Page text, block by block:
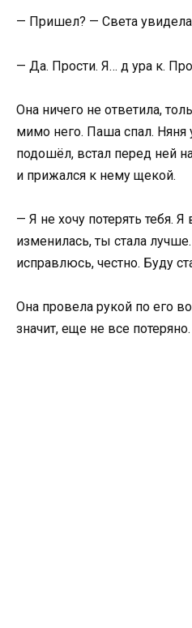
— Пришел? — Света
— Да. Прости. Я… д ура к.
Она ничего не ответила,
мимо него. Паша спал. Няня
подошёл, встал перед ней
и прижался к нему щекой.
— Я не хочу потерять тебя.
изменилась, ты стала
исправлюсь, честно. Буду
Она провела рукой по его
значит, еще не все потеряно.